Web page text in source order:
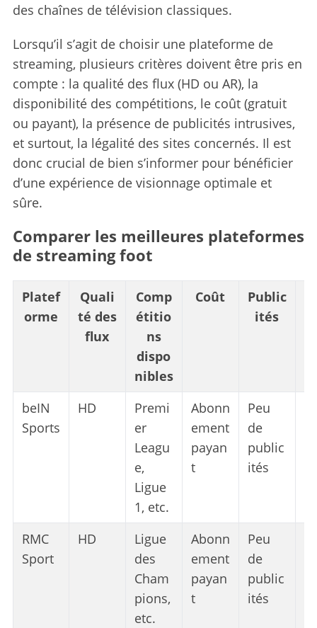
des chaînes de télévision classiques.
Lorsqu’il s’agit de choisir une plateforme de
streaming, plusieurs critères doivent être pris en
compte : la qualité des flux (HD ou AR), la
disponibilité des compétitions, le coût (gratuit
ou payant), la présence de publicités intrusives,
et surtout, la légalité des sites concernés. Il est
donc crucial de bien s’informer pour bénéficier
d’une expérience de visionnage optimale et
sûre.
Comparer les meilleures plateformes
de streaming foot
Platef
orme
Quali
té des
flux
Comp
étitio
ns
dispo
nibles
Coût
Public
ités
beIN
Sports
HD
Premi
er
Leagu
e,
Ligue
1, etc.
Abonn
ement
payan
t
Peu
de
public
ités
RMC
Sport
HD
Ligue
des
Cham
pions,
etc.
Abonn
ement
payan
t
Peu
de
public
ités